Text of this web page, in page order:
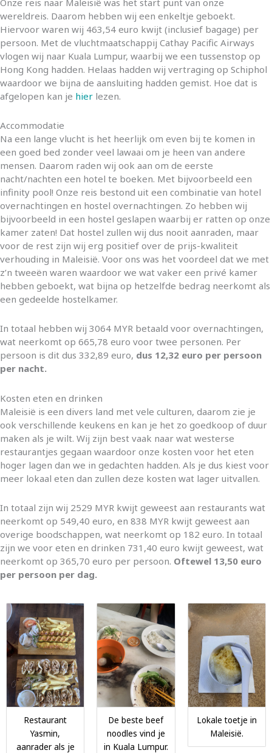
wereldreis. Daarom hebben wij een enkeltje geboekt.
Hiervoor waren wij 463,54 euro kwijt (inclusief bagage) per
persoon. Met de vluchtmaatschappij Cathay Pacific Airways
vlogen wij naar Kuala Lumpur, waarbij we een tussenstop op
Hong Kong hadden. Helaas hadden wij vertraging op Schiphol
waardoor we bijna de aansluiting hadden gemist. Hoe dat is
afgelopen kan je hier lezen.
Accommodatie
Na een lange vlucht is het heerlijk om even bij te komen in
een goed bed zonder veel lawaai om je heen van andere
mensen. Daarom raden wij ook aan om de eerste
nacht/nachten een hotel te boeken. Met bijvoorbeeld een
infinity pool! Onze reis bestond uit een combinatie van hotel
overnachtingen en hostel overnachtingen. Zo hebben wij
bijvoorbeeld in een hostel geslapen waarbij er ratten op onze
kamer zaten! Dat hostel zullen wij dus nooit aanraden, maar
voor de rest zijn wij erg positief over de prijs-kwaliteit
verhouding in Maleisië. Voor ons was het voordeel dat we met
z’n tweeën waren waardoor we wat vaker een privé kamer
hebben geboekt, wat bijna op hetzelfde bedrag neerkomt als
een gedeelde hostelkamer.
In totaal hebben wij 3064 MYR betaald voor overnachtingen,
wat neerkomt op 665,78 euro voor twee personen. Per
persoon is dit dus 332,89 euro, dus 12,32 euro per persoon
per nacht.
Kosten eten en drinken
Maleisië is een divers land met vele culturen, daarom zie je
ook verschillende keukens en kan je het zo goedkoop of duur
maken als je wilt. Wij zijn best vaak naar wat westerse
restaurantjes gegaan waardoor onze kosten voor het eten
hoger lagen dan we in gedachten hadden. Als je dus kiest voor
meer lokaal eten dan zullen deze kosten wat lager uitvallen.
In totaal zijn wij 2529 MYR kwijt geweest aan restaurants wat
neerkomt op 549,40 euro, en 838 MYR kwijt geweest aan
overige boodschappen, wat neerkomt op 182 euro. In totaal
zijn we voor eten en drinken 731,40 euro kwijt geweest, wat
neerkomt op 365,70 euro per persoon. Oftewel 13,50 euro
per persoon per dag.
Restaurant
Yasmin,
aanrader als je
De beste beef
noodles vind je
in Kuala Lumpur.
Lokale toetje in
Maleisië.